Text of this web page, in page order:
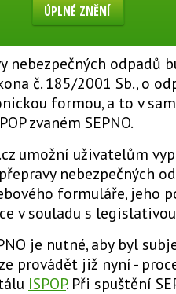
ÚPLNÉ ZNĚNÍ
nebezpečných odpadů
č. 185/2001 Sb., o
formou, a to v
zvaném SEPNO.
umožní uživatelům
nebezpečných
formuláře, jeho
v souladu s
je nutné, aby byl
provádět již nyní -
ISPOP. Při spuštění